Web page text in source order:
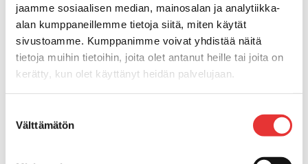
jaamme sosiaalisen median, mainosalan ja analytiikka-
alan kumppaneillemme tietoja siitä, miten käytät
sivustoamme. Kumppanimme voivat yhdistää näitä
tietoja muihin tietoihin, joita olet antanut heille tai joita on
kerätty, kun olet käyttänyt heidän palvelujaan.
valinta
Välttämätön
Verhot
Venetikkaat
Uimatikkaat
Kasettitikkaat
Keulatikkaat